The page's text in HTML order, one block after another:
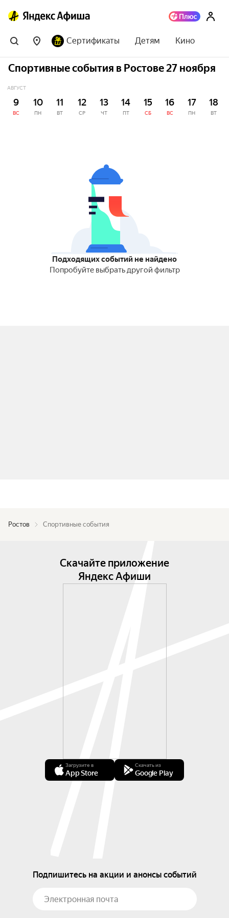
Сертификаты Детям Кино
Спортивные события в Ростове 27 ноября
АВГУСТ
9
ВС
10
ПН
11
ВТ
12
СР
13
ЧТ
14
ПТ
15
СБ
16
ВС
17
ПН
18
ВТ
Подходящих событий не найдено
Попробуйте выбрать другой фильтр
Ростов Спортивные события
Скачайте приложение
Яндекс Афиши
Загрузите в
App Store
Скачать из
Google Play
Подпишитесь на акции и анонсы событий